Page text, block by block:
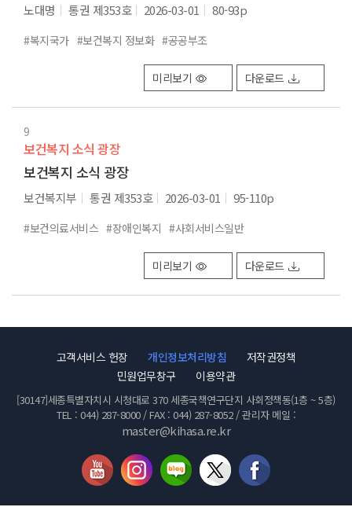
노대명 통권 제353호 2026-03-01 80-93p
#복지국가 #보건복지 정보화 #공공부조
미리보기 다운로드
9
보건복지 소식 광장
보건복지 소식 광장
보건복지부 통권 제353호 2026-03-01 95-110p
#보건의료서비스 #장애인복지 #사회서비스일반
미리보기 다운로드
고객서비스 헌장 개인정보처리방침
저작권정책
민원업무창구
이용약관
[30147]세종특별자치시 시청대로 370 세종국책연구단지 사회정책동(1층 ~ 5층)
TEL : 044) 287-8000 / FAX : 044) 287-8052 / 관리자 메일 :
master@kihasa.re.kr